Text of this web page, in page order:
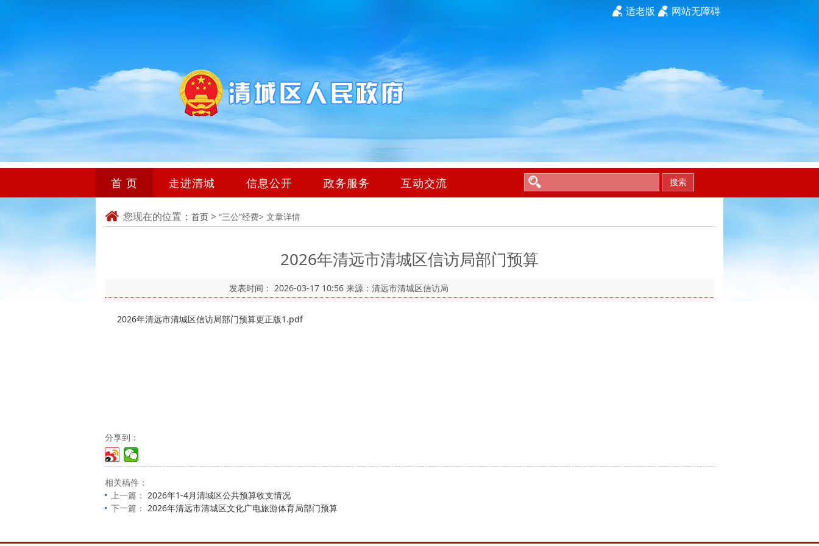
网站无障碍
适老版
首 页 走进清城 信息公开 政务服务 互动交流 搜索
您现在的位置： 首页 > “三公”经费> 文章详情
2026年清远市清城区信访局部门预算
发表时间： 2026-03-17 10:56 来源：清远市清城区信访局
2026年清远市清城区信访局部门预算更正版1.pdf
分享到：
相关稿件：
上一篇： 2026年1-4月清城区公共预算收支情况
下一篇： 2026年清远市清城区文化广电旅游体育局部门预算